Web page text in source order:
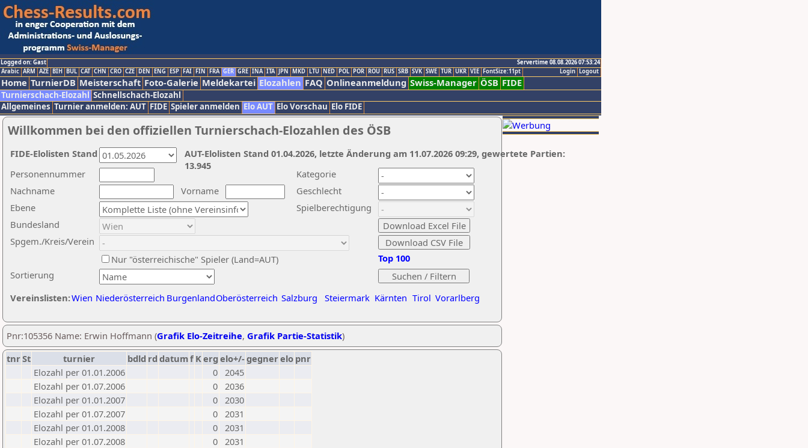
Logged on: Gast
Servertime 08.08.2026 07:53:24
Logout
Login
Arabic ARM AZE BIH BUL CAT CHN CRO CZE DEN ENG ESP FAI FIN FRA GER GRE INA ITA JPN MKD LTU NED POL POR ROU RUS SRB SVK SWE TUR UKR VIE FontSize:11pt
Home TurnierDB Meisterschaft Foto-Galerie Meldekartei Elozahlen FAQ Onlineanmeldung Swiss-Manager ÖSB FIDE
Turnierschach-Elozahl Schnellschach-Elozahl
Allgemeines Turnier anmelden: AUT FIDE Spieler anmelden Elo AUT Elo Vorschau Elo FIDE
Willkommen bei den offiziellen Turnierschach-Elozahlen des ÖSB
Nachname
Vorname
Ebene
Kategorie
Sortierung
Personennummer
Bundesland
Spgem./Kreis/Verein
Geschlecht
Nur "österreichische" Spieler (Land=AUT)
Spielberechtigung
Vereinslisten:Wien Niederösterreich BurgenlandOberösterreich Salzburg Steiermark Kärnten Tirol Vorarlberg
Top 100
AUT-Elolisten Stand 01.04.2026, letzte Änderung am 11.07.2026 09:29, gewertete Partien:
13.945
FIDE-Elolisten Stand
Pnr:105356 Name: Erwin Hoffmann (Grafik Elo-Zeitreihe, Grafik Partie-Statistik)
tnrSt turnier bdld rd datumf Kerg elo+/-gegnerelo pnr
Elozahl per 01.01.2006
0 2045
Elozahl per 01.07.2006
0 2036
Elozahl per 01.01.2007
0 2030
Elozahl per 01.07.2007
0 2031
Elozahl per 01.01.2008
0 2031
Elozahl per 01.07.2008
0 2031